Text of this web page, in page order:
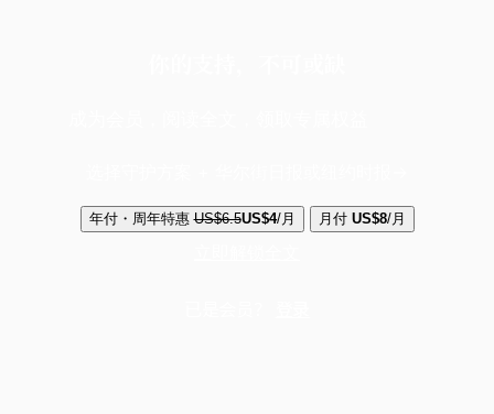
年付・周年特惠 US$6.5US$4/月 月付 US$8/月